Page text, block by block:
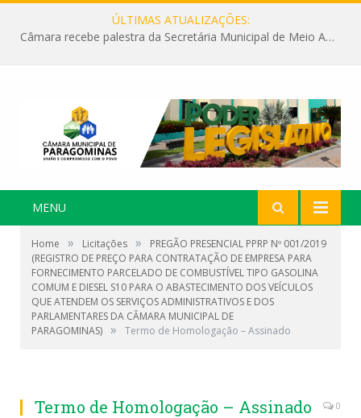
ÚLTIMAS ATUALIZAÇÕES:
Câmara recebe palestra da Secretária Municipal de Meio Ambiente sobre as ações da “SEMANA DO MEIO AMBIENTE”
MENU
Home » Licitações »
PREGÃO PRESENCIAL PPRP Nº 001/2019
(REGISTRO DE PREÇO PARA CONTRATAÇÃO DE EMPRESA PARA
FORNECIMENTO PARCELADO DE COMBUSTÍVEL TIPO GASOLINA
COMUM E DIESEL S10 PARA O ABASTECIMENTO DOS VEÍCULOS
QUE ATENDEM OS SERVIÇOS ADMINISTRATIVOS E DOS
PARLAMENTARES DA CÂMARA MUNICIPAL DE
PARAGOMINAS) » Termo de Homologação – Assinado
Termo de Homologação – Assinado 0